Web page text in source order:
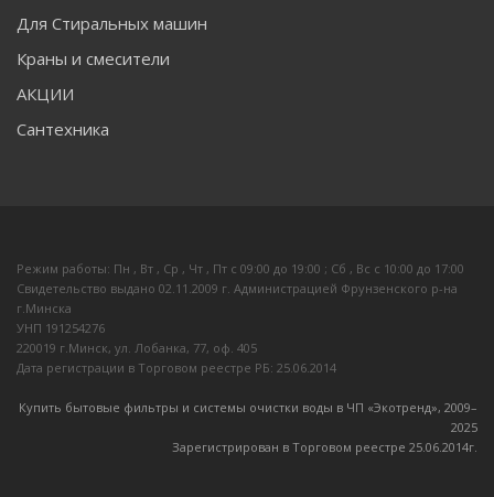
Для Стиральных машин
Краны и смесители
АКЦИИ
Сантехника
Режим работы: Пн , Вт , Ср , Чт , Пт c 09:00 до 19:00 ; Сб , Вс c 10:00 до 17:00
Свидетельство выдано 02.11.2009 г. Администрацией Фрунзенского р-на
г.Минска
УНП 191254276
220019 г.Минск, ул. Лобанка, 77, оф. 405
Дата регистрации в Торговом реестре РБ: 25.06.2014
Купить бытовые фильтры и системы очистки воды в ЧП «Экотренд», 2009–
2025
Зарегистрирован в Торговом реестре 25.06.2014г.